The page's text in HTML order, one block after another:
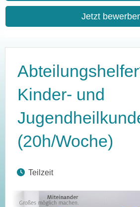
Bewerbungstipps & FAQs
Jetzt
Kinder- und
(20h/Woche)
Teilzeit